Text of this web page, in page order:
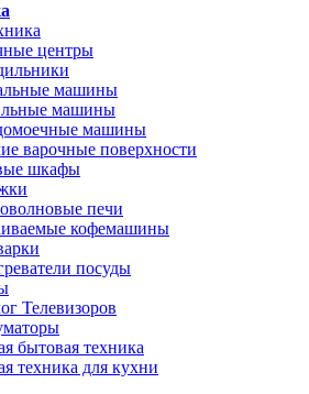
центры
машины
машины
машины
варочные поверхности
шкафы
печи
кофемашины
посуды
Телевизоров
бытовая техника
техника для кухни